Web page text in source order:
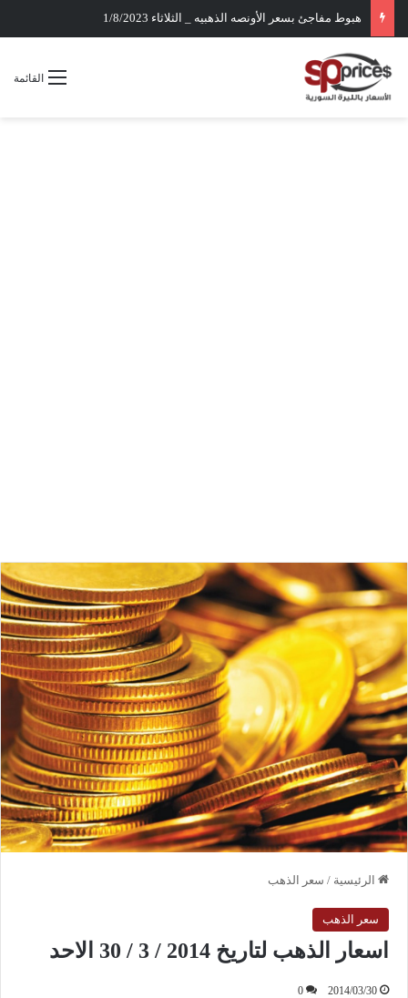
هبوط مفاجئ بسعر الأونصه الذهبيه _ الثلاثاء 1/8/2023
القائمة
الرئيسية / سعر الذهب
سعر الذهب
اسعار الذهب لتاريخ 2014 / 3 / 30 الاحد
2014/03/30
0